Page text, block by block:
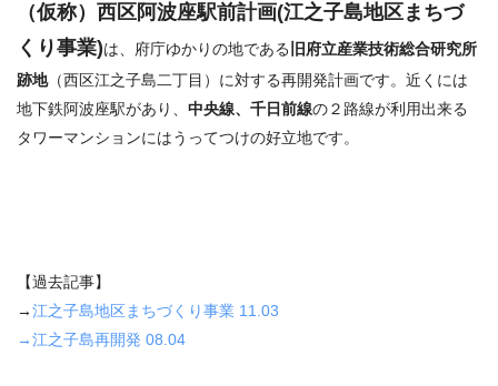
（仮称）西区阿波座駅前計画(江之子島地区まちづ
くり事業)は、府庁ゆかりの地である 旧府立産業技術総合研究所
跡地（西区江之子島二丁目）に対する再開発計画です。近くには
地下鉄阿波座駅があり、 中央線、千日前線の２路線が利用出来る
タワーマンションにはうってつけの好立地です。
【過去記事】
→江之子島地区まちづくり事業 11.03
→江之子島再開発 08.04